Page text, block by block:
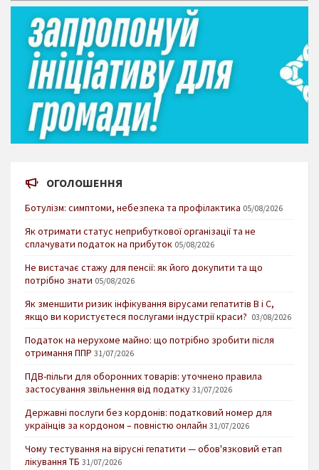
ОГОЛОШЕННЯ
Ботулізм: симптоми, небезпека та профілактика 05/08/2026
Як отримати статус неприбуткової організації та не
сплачувати податок на прибуток 05/08/2026
Не вистачає стажу для пенсії: як його докупити та що
потрібно знати 05/08/2026
Як зменшити ризик інфікування вірусами гепатитів В і С,
якщо ви користуєтеся послугами індустрії краси? 03/08/2026
Податок на нерухоме майно: що потрібно зробити після
отримання ППР 31/07/2026
ПДВ-пільги для оборонних товарів: уточнено правила
застосування звільнення від податку 31/07/2026
Державні послуги без кордонів: податковий номер для
українців за кордоном – повністю онлайн 31/07/2026
Чому тестування на вірусні гепатити — обов'язковий етап
лікування ТБ 31/07/2026